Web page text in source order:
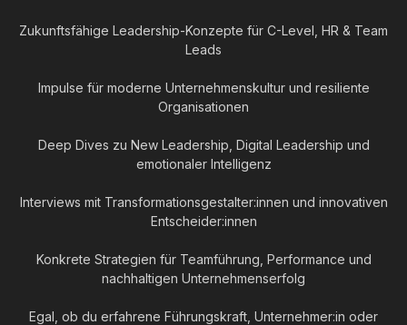
Zukunftsfähige Leadership-Konzepte für C-Level, HR & Team
Leads
Impulse für moderne Unternehmenskultur und resiliente
Organisationen
Deep Dives zu New Leadership, Digital Leadership und
emotionaler Intelligenz
Interviews mit Transformationsgestalter:innen und innovativen
Entscheider:innen
Konkrete Strategien für Teamführung, Performance und
nachhaltigen Unternehmenserfolg
Egal, ob du erfahrene Führungskraft, Unternehmer:in oder